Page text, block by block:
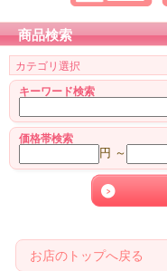
商品検索
キーワード検索
価格帯検索
円 ～
お店のトップへ戻る